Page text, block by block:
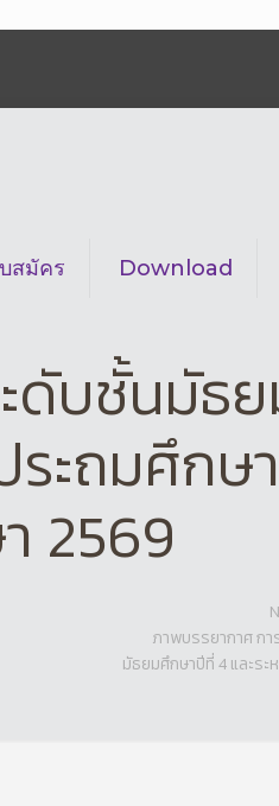
สมัคร Download
ดับชั้นมัธ
ะถมศึกษ
2569
ภาพบรรยากาศ ก
มัธยมศึกษาปีที่ 4 และระ